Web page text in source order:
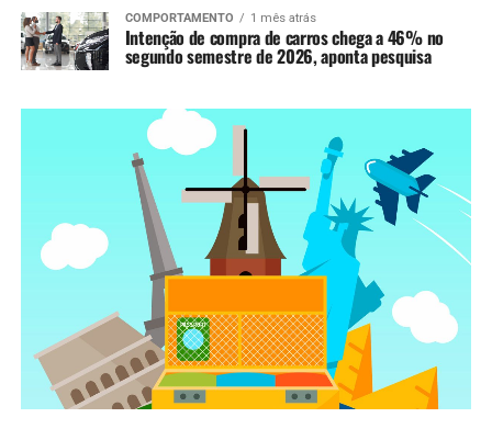
COMPORTAMENTO 1 mês atrás
Intenção de compra de carros chega a 46% no
segundo semestre de 2026, aponta pesquisa